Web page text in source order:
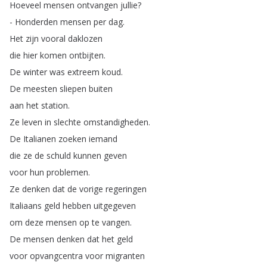
Hoeveel mensen ontvangen jullie?
- Honderden mensen per dag.
Het zijn vooral daklozen
die hier komen ontbijten.
De winter was extreem koud.
De meesten sliepen buiten
aan het station.
Ze leven in slechte omstandigheden.
De Italianen zoeken iemand
die ze de schuld kunnen geven
voor hun problemen.
Ze denken dat de vorige regeringen
Italiaans geld hebben uitgegeven
om deze mensen op te vangen.
De mensen denken dat het geld
voor opvangcentra voor migranten